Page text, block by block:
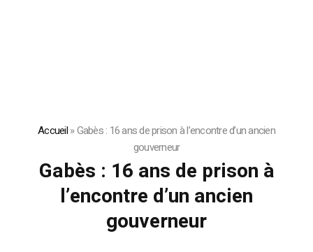
Accueil»Gabès : 16 ans de prison à l’encontre d’un ancien
gouverneur
Gabès : 16 ans de prison à
l’encontre d’un ancien
gouverneur